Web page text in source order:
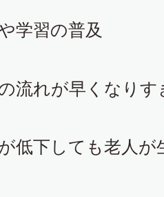
学習の普及
の流れが早くなり
が低下しても老人